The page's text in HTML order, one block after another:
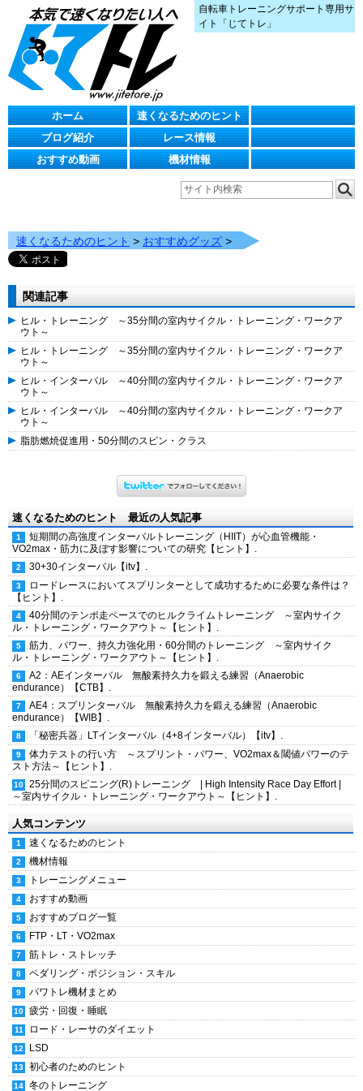
自転車トレーニングサポート専用サ
イト「じてトレ」
ホーム
速くなるためのヒント
ブログ紹介
レース情報
おすすめ動画
機材情報
速くなるためのヒント > おすすめグッズ >
関連記事
ヒル・トレーニング ～35分間の室内サイクル・トレーニング・ワークア
ウト～
ヒル・トレーニング ～35分間の室内サイクル・トレーニング・ワークア
ウト～
ヒル・インターバル ～40分間の室内サイクル・トレーニング・ワークア
ウト～
ヒル・インターバル ～40分間の室内サイクル・トレーニング・ワークア
ウト～
脂肪燃焼促進用・50分間のスピン・クラス
速くなるためのヒント 最近の人気記事
短期間の高強度インターバルトレーニング（HIIT）が心血管機能・
VO2max・筋力に及ぼす影響についての研究【ヒント】.
30+30インターバル【itv】.
ロードレースにおいてスプリンターとして成功するために必要な条件は？
【ヒント】.
40分間のテンポ走ペースでのヒルクライムトレーニング ～室内サイク
ル・トレーニング・ワークアウト～【ヒント】.
筋力、パワー、持久力強化用・60分間のトレーニング ～室内サイク
ル・トレーニング・ワークアウト～【ヒント】.
A2：AEインターバル 無酸素持久力を鍛える練習（Anaerobic
endurance）【CTB】.
AE4：スプリンターバル 無酸素持久力を鍛える練習（Anaerobic
endurance）【WIB】.
「秘密兵器」LTインターバル（4+8インターバル）【itv】.
体力テストの行い方 ～スプリント・パワー、VO2max＆閾値パワーのテ
スト方法～【ヒント】.
25分間のスピニング(R)トレーニング | High Intensity Race Day Effort |
～室内サイクル・トレーニング・ワークアウト～【ヒント】.
人気コンテンツ
速くなるためのヒント
機材情報
トレーニングメニュー
おすすめ動画
おすすめブログ一覧
FTP・LT・VO2max
筋トレ・ストレッチ
ペダリング・ポジション・スキル
パワトレ機材まとめ
疲労・回復・睡眠
ロード・レーサのダイエット
LSD
初心者のためのヒント
冬のトレーニング